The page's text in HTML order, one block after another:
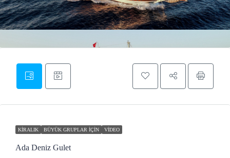
KIRALIK BÜYÜK GRUPLAR İÇIN VIDEO
Ada Deniz Gulet